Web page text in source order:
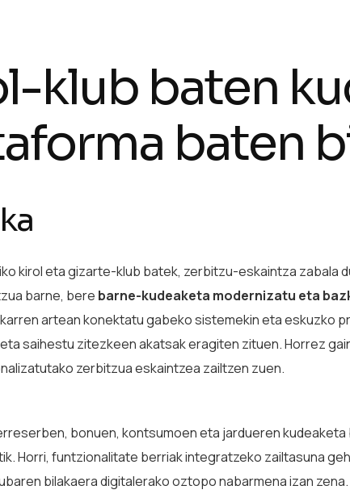
klub baten
baten
kirol eta gizarte-klub batek, zerbitzu-eskaintza zabala
barne, bere barne-kudeaketa modernizatu eta
artean konektatu gabeko sistemekin eta eskuzko
saihestu zitezkeen akatsak eragiten zituen. Horrez
zerbitzua eskaintzea zailtzen zuen.
bonuen, kontsumoen eta jardueren
Horri, funtzionalitate berriak integratzeko zailtasuna
bilakaera digitalerako oztopo nabarmena izan